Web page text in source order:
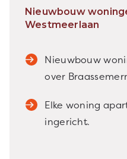
Nieuwbouw
Westmeerlaan
Nieuwbouw
over
Elke woning
ingericht.